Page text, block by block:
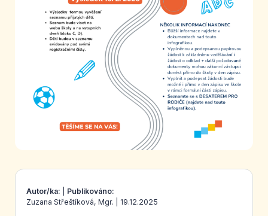
Autor/ka:
Publikováno:
Zuzana Střeštíková, Mgr.
19.12.2025